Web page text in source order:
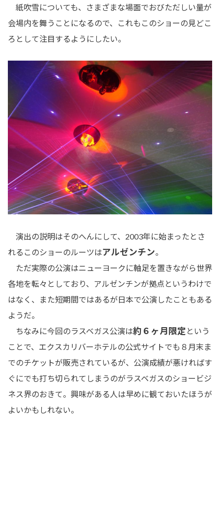
紙吹雪についても、さまざまな場面でおびただしい量が
会場内を舞うことになるので、これもこのショーの見どこ
ろとして注目するようにしたい。
演出の説明はそのへんにして、2003年に始まったとさ
れるこのショーのルーツはアルゼンチン。
ただ実際の公演はニューヨークに軸足を置きながら世界
各地を転々としており、アルゼンチンが拠点というわけで
はなく、また短期間ではあるが日本で公演したこともある
ようだ。
ちなみに今回のラスベガス公演は約６ヶ月限定 という
ことで、エクスカリバーホテルの公式サイトでも８月末ま
でのチケットが販売されているが、公演成績が悪ければす
ぐにでも打ち切られてしまうのがラスベガスのショービジ
ネス界のおきて。興味がある人は早めに観ておいたほうが
よいかもしれない。